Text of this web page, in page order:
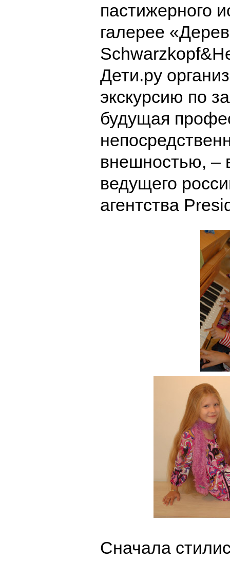
пастижерного
галерее
Дети.ру
экскурсию по
будущая
внешностью, –
ведущего
агентства
Сначала